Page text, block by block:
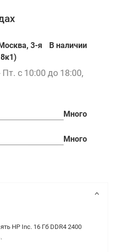
3-я
В наличии
с 10:00 до 18:00,
Много
Много
HP Inc. 16 Гб DDR4 2400